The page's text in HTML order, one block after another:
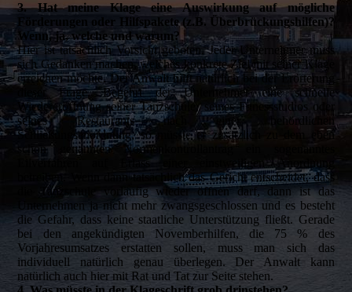
3. Hat meine Klage eine Auswirkung auf mögliche
Förderungen oder Hilfspakete (z.B. Überbrückungshilfen)?
Wenn, ja, welche und warum?
Hier ist tatsächlich Vorsicht geboten. Jeder Unternehmer muss
sich Gedanken machen, welches konkrete Ziel mit seiner Klage
erreichen möchte. Der Anwalt hilft natürlich bei der Erörterung
dieser Frage. Begehrt der Unternehmer eine schnelle
Wiedereröffnung seiner Tanzschule, seines Fitnessstudios oder
seines Restaurants nach einer behördlichen
Schließungsanordnung, so müsste er zusätzlich zu dem eben
schon genannten Normenkontrollantrag ein sogenanntes
Eilverfahren auf Erlass einer einstweiligen Anordnung
betreiben. Wenn dann tatsächlich das Gericht entscheidet, dass
die Tanzschule vorläufig wieder öffnen darf, dann ist das
Unternehmen ja nicht mehr zwangsgeschlossen und es besteht
die Gefahr, dass keine staatliche Unterstützung fließt. Gerade
bei den angekündigten Novemberhilfen, die 75 % des
Vorjahresumsatzes erstatten sollen, muss man sich das
individuell natürlich genau überlegen. Der Anwalt kann
natürlich auch hier mit Rat und Tat zur Seite stehen.